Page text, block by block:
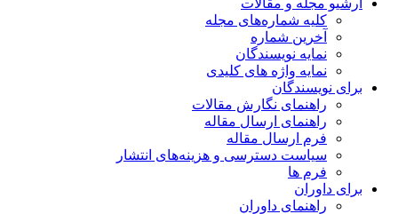
آرشیو مجله و مقالات
کلیه شماره‌های مجله
آخرین شماره
نمایه نویسندگان
نمایه واژه های کلیدی
برای نویسندگان
راهنمای نگارش مقالات
راهنمای ارسال مقاله
فرم ارسال مقاله
سیاست دسترسی و هزینه‌های انتشار
فرم ها
برای داوران
راهنمای داوران